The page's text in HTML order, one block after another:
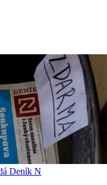
Deník N